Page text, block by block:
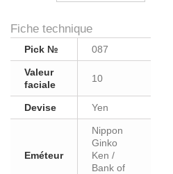
Fiche technique
Pick № 087
Valeur
faciale
10
Devise Yen
Eméteur
Nippon
Ginko
Ken /
Bank of